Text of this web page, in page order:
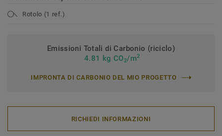
Rotolo (1 ref.)
Emissioni Totali di Carbonio (riciclo)
4.81 kg CO2/m2
IMPRONTA DI CARBONIO DEL MIO PROGETTO
RICHIEDI INFORMAZIONI